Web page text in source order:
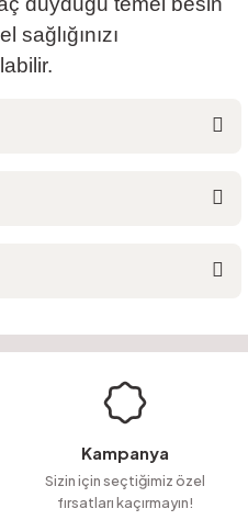
Sor
Kampanya
Sizin için seçtiğimiz özel
fırsatları kaçırmayın!